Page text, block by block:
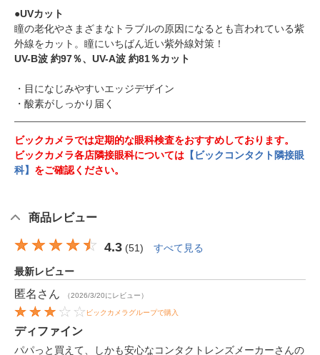
●UVカット
瞳の老化やさまざまなトラブルの原因になるとも言われている紫
外線をカット。瞳にいちばん近い紫外線対策！
UV-B波 約97％、UV-A波 約81％カット
・目になじみやすいエッジデザイン
・酸素がしっかり届く
ビックカメラでは定期的な眼科検査をおすすめしております。
ビックカメラ各店隣接眼科については 【ビックコンタクト隣接眼
科】 をご確認ください。
商品レビュー
4.3 (51) すべて見る
最新レビュー
匿名 さん （2026/3/20にレビュー）
ビックカメラグループで購入
ディファイン
パパっと買えて、しかも安心なコンタクトレンズメーカーさんの